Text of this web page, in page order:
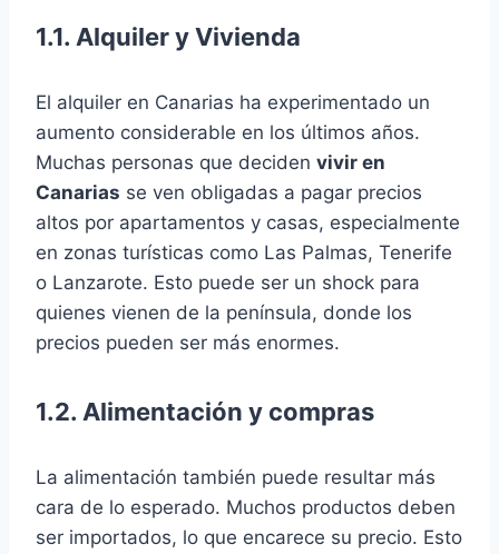
1.1. Alquiler y Vivienda
El alquiler en Canarias ha experimentado un
aumento considerable en los últimos años.
Muchas personas que deciden vivir en
Canarias se ven obligadas a pagar precios
altos por apartamentos y casas, especialmente
en zonas turísticas como Las Palmas, Tenerife
o Lanzarote. Esto puede ser un shock para
quienes vienen de la península, donde los
precios pueden ser más enormes.
1.2. Alimentación y compras
La alimentación también puede resultar más
cara de lo esperado. Muchos productos deben
ser importados, lo que encarece su precio. Esto